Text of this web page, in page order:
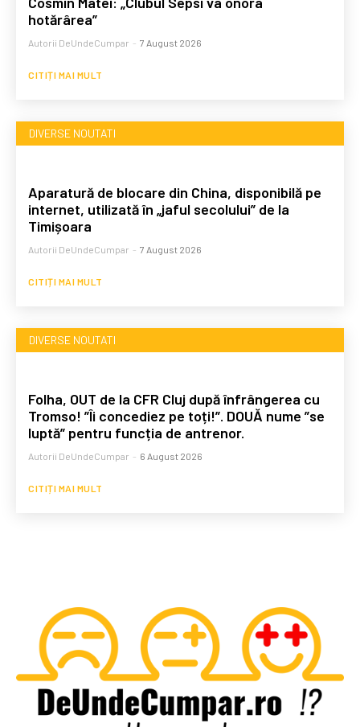
hotărârea”
Autorii DeUndeCumpar - 7 August 2026
CITIȚI MAI MULT
DIVERSE NOUTATI
Aparatură de blocare din China, disponibilă pe
internet, utilizată în „jaful secolului” de la
Timișoara
Autorii DeUndeCumpar - 7 August 2026
CITIȚI MAI MULT
DIVERSE NOUTATI
Folha, OUT de la CFR Cluj după înfrângerea cu
Tromso! ”Îi concediez pe toți!”. DOUĂ nume ”se
luptă” pentru funcția de antrenor.
Autorii DeUndeCumpar - 6 August 2026
CITIȚI MAI MULT